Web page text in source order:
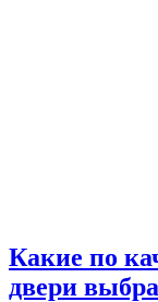
Какие по
двери